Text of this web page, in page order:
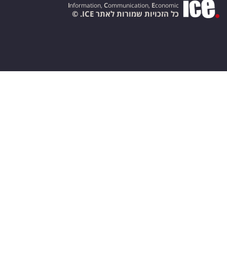
Information, Communication, Economic
כל הזכויות שמורות לאתר ICE. ©